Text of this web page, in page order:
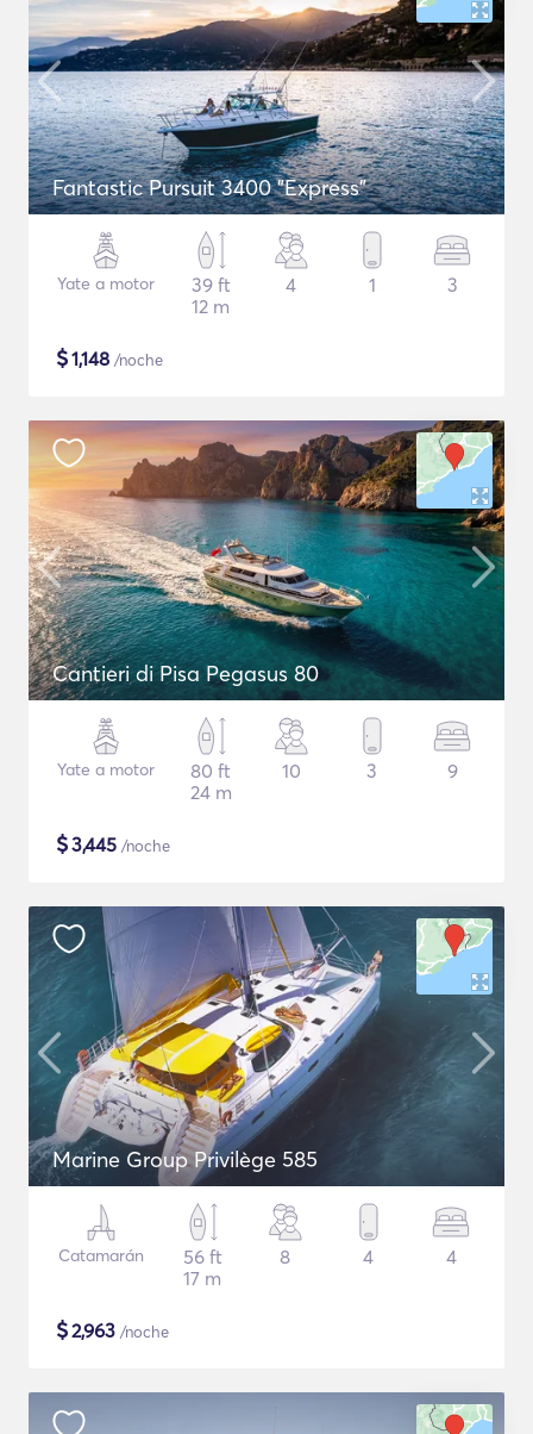
Fantastic Pursuit 3400 "Express"
Yate a motor
39 ft
12 m
4 1 3
$1,148 /noche
Cantieri di Pisa Pegasus 80
Yate a motor
80 ft
24 m
10 3 9
$3,445 /noche
Marine Group Privilège 585
Catamarán
56 ft
17 m
8 4 4
$2,963 /noche